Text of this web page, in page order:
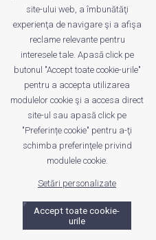
Despre noi
Privacy
© UrbanKID. Proiect
Dragomirescu. Temă
site-ului web, a îmbunătăţi
experienţa de navigare şi a afişa
reclame relevante pentru
interesele tale. Apasă click pe
butonul "Accept toate cookie-urile"
pentru a accepta utilizarea
modulelor cookie şi a accesa direct
site-ul sau apasă click pe
"Preferințe cookie" pentru a-ţi
schimba preferinţele privind
modulele cookie.
Setări personalizate
Accept toate cookie-
urile